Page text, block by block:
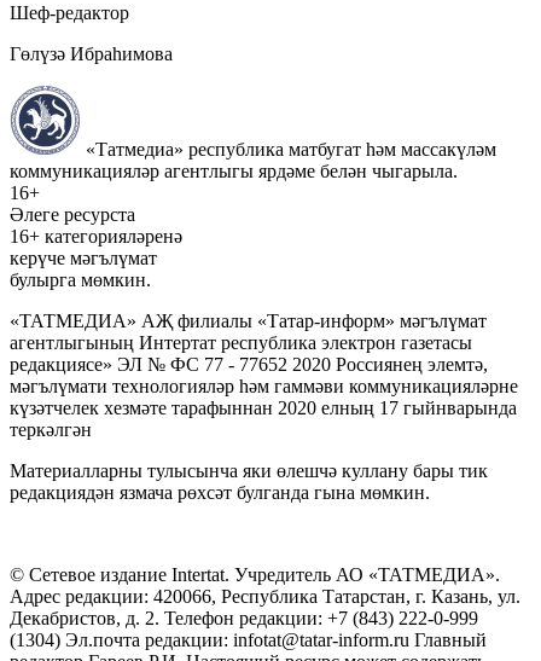
Шеф-редактор
Гөлүзә Ибраһимова
«Татмедиа» республика матбугат һәм массакүләм
коммуникацияләр агентлыгы ярдәме белән чыгарыла.
16+
Әлеге ресурста
16+ категорияләренә
керүче мәгълүмат
булырга мөмкин.
«ТАТМЕДИА» АҖ филиалы «Татар-информ» мәгълүмат
агентлыгының Интертат республика электрон газетасы
редакциясе» ЭЛ № ФС 77 - 77652 2020 Россиянең элемтә,
мәгълүмати технологияләр һәм гаммәви коммуникацияләрне
күзәтчелек хезмәте тарафыннан 2020 елның 17 гыйнварында
теркәлгән
Материалларны тулысынча яки өлешчә куллану бары тик
редакциядән язмача рөхсәт булганда гына мөмкин.
© Сетевое издание Intertat. Учредитель АО «ТАТМЕДИА».
Адрес редакции: 420066, Республика Татарстан, г. Казань, ул.
Декабристов, д. 2. Телефон редакции: +7 (843) 222-0-999
(1304) Эл.почта редакции: infotat@tatar-inform.ru Главный